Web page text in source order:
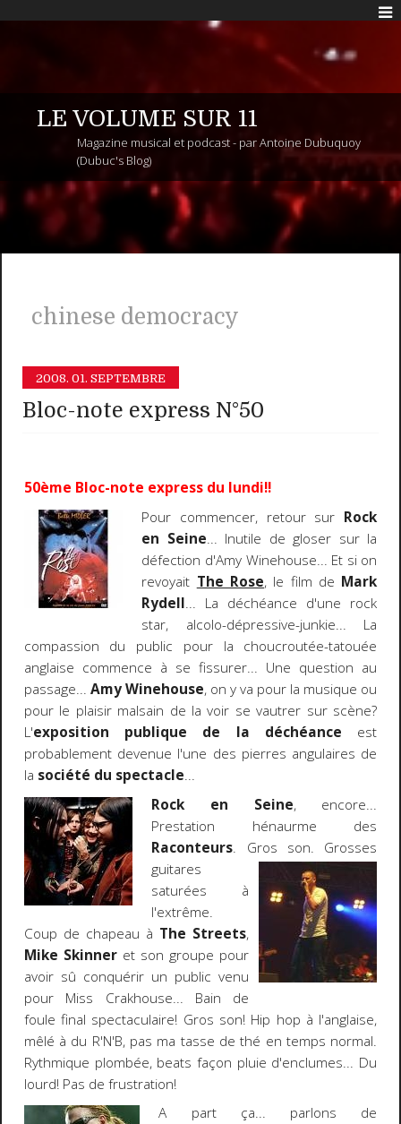
LE VOLUME SUR 11
Magazine musical et podcast - par Antoine Dubuquoy
(Dubuc's Blog)
chinese democracy
2008. 01. SEPTEMBRE
Bloc-note express N°50
50ème Bloc-note express du lundi!!
Pour commencer, retour sur Rock
en Seine... Inutile de gloser sur la
défection d'Amy Winehouse... Et si on
revoyait The Rose, le film de Mark
Rydell... La déchéance d'une rock
star, alcolo-dépressive-junkie... La
compassion du public pour la choucroutée-tatouée
anglaise commence à se fissurer... Une question au
passage... Amy Winehouse, on y va pour la musique ou
pour le plaisir malsain de la voir se vautrer sur scène?
L'exposition publique de la déchéance est
probablement devenue l'une des pierres angulaires de
la société du spectacle...
Rock en Seine, encore...
Prestation hénaurme des
Raconteurs. Gros son. Grosses
guitares
saturées à
l'extrême.
Coup de chapeau à The Streets,
Mike Skinneret son groupe pour
avoir sû conquérir un public venu
pour Miss Crakhouse... Bain de
foule final spectaculaire! Gros son! Hip hop à l'anglaise,
mêlé à du R'N'B, pas ma tasse de thé en temps normal.
Rythmique plombée, beats façon pluie d'enclumes... Du
lourd! Pas de frustration!
A part ça... parlons de